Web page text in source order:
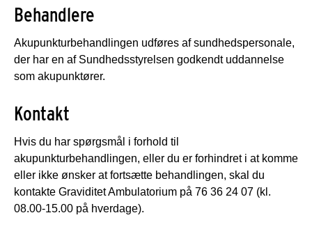
Behandlere
Akupunkturbehandlingen udføres af sundhedspersonale,
der har en af Sundhedsstyrelsen godkendt uddannelse
som akupunktører.
Kontakt
Hvis du har spørgsmål i forhold til
akupunkturbehandlingen, eller du er forhindret i at komme
eller ikke ønsker at fortsætte behandlingen, skal du
kontakte Graviditet Ambulatorium på 76 36 24 07 (kl.
08.00-15.00 på hverdage).